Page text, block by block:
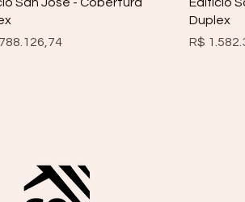
Duplex
Preço
R$